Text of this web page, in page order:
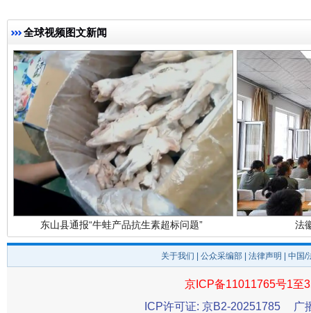
全球视频图文新闻
东山县通报“牛蛙产品抗生素超标问题” 法
关于我们 公众采编部 法律声明 | 中国
京ICP备11011765号1至
ICP许可证: 京B2-20251785
广